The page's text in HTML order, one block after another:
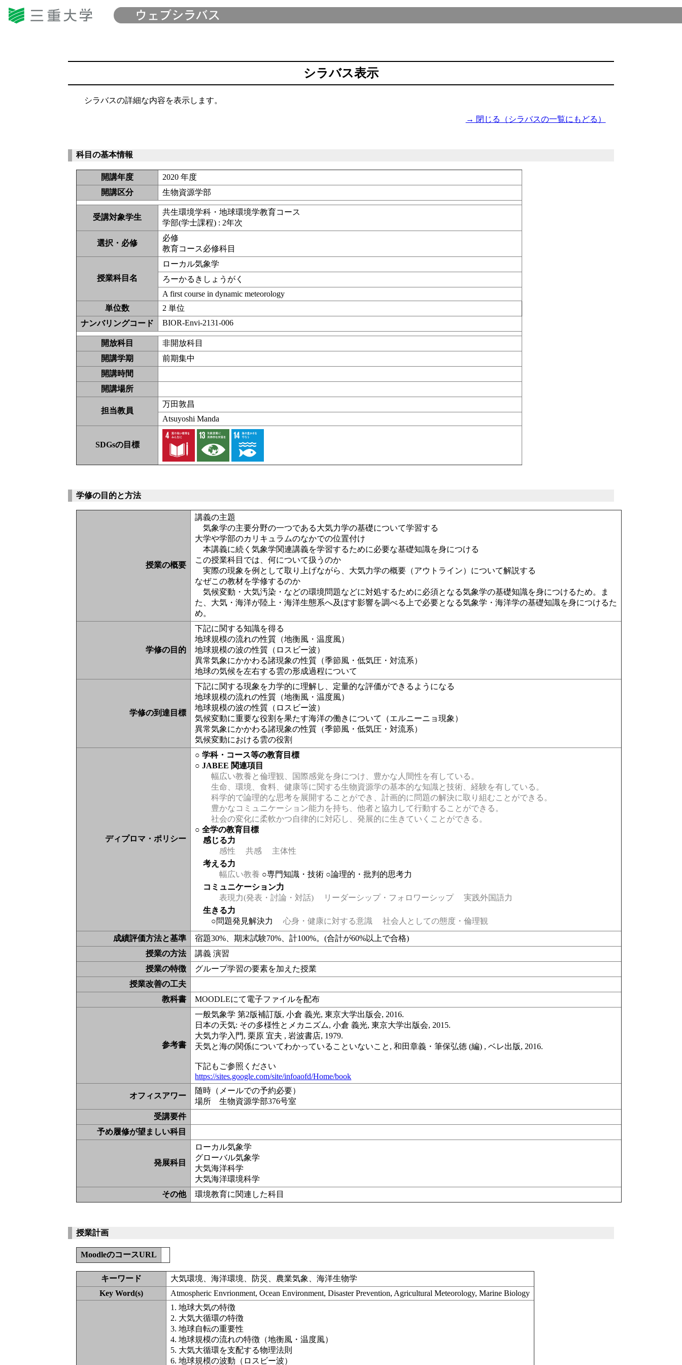
シラバス表示
シラバスの詳細な内容を表示します。
→ 閉じる（シラバスの一覧にもどる）
科目の基本情報
開講年度
2020 年度
開講区分
生物資源学部
受講対象学生
共生環境学科・地球環境学教育コース
学部(学士課程) : 2年次
選択・必修
必修
教育コース必修科目
授業科目名
ローカル気象学
ろーかるきしょうがく
A first course in dynamic meteorology
単位数
2 単位
ナンバリングコード
BIOR-Envi-2131-006
開放科目
非開放科目
開講学期
前期集中
開講時間
開講場所
担当教員
万田敦昌
Atsuyoshi Manda
SDGsの目標
学修の目的と方法
授業の概要
講義の主題
気象学の主要分野の一つである大気力学の基礎について学習する
大学や学部のカリキュラムのなかでの位置付け
本講義に続く気象学関連講義を学習するために必要な基礎知識を身につける
この授業科目では、何について扱うのか
実際の現象を例として取り上げながら、大気力学の概要（アウトライン）について解説する
なぜこの教材を学修するのか
気候変動・大気汚染・などの環境問題などに対処するために必須となる気象学の基礎知識を身につけるため。ま
た、大気・海洋が陸上・海洋生態系へ及ぼす影響を調べる上で必要となる気象学・海洋学の基礎知識を身につけるた
め。
学修の目的
下記に関する知識を得る
地球規模の流れの性質（地衡風・温度風）
地球規模の波の性質（ロスビー波）
異常気象にかかわる諸現象の性質（季節風・低気圧・対流系）
地球の気候を左右する雲の形成過程について
学修の到達目標
下記に関する現象を力学的に理解し、定量的な評価ができるようになる
地球規模の流れの性質（地衡風・温度風）
地球規模の波の性質（ロスビー波）
気候変動に重要な役割を果たす海洋の働きについて（エルニーニョ現象）
異常気象にかかわる諸現象の性質（季節風・低気圧・対流系）
気候変動における雲の役割
ディプロマ・ポリシー
○ 学科・コース等の教育目標
○ JABEE 関連項目
幅広い教養と倫理観、国際感覚を身につけ、豊かな人間性を有している。
生命、環境、食料、健康等に関する生物資源学の基本的な知識と技術、経験を有している。
科学的で論理的な思考を展開することができ、計画的に問題の解決に取り組むことができる。
豊かなコミュニケーション能力を持ち、他者と協力して行動することができる。
社会の変化に柔軟かつ自律的に対応し、発展的に生きていくことができる。
○ 全学の教育目標
感じる力
感性
共感
主体性
考える力
幅広い教養 ○専門知識・技術 ○論理的・批判的思考力
コミュニケーション力
表現力(発表・討論・対話)
リーダーシップ・フォロワーシップ
実践外国語力
生きる力
○問題発見解決力
心身・健康に対する意識
社会人としての態度・倫理観
成績評価方法と基準
宿題30%、期末試験70%、計100%。(合計が60%以上で合格)
授業の方法
講義 演習
授業の特徴
グループ学習の要素を加えた授業
授業改善の工夫
教科書
MOODLEにて電子ファイルを配布
参考書
一般気象学 第2版補訂版, 小倉 義光, 東京大学出版会, 2016.
日本の天気: その多様性とメカニズム, 小倉 義光, 東京大学出版会, 2015.
大気力学入門, 栗原 宜夫 , 岩波書店, 1979.
天気と海の関係についてわかっていることいないこと, 和田章義・筆保弘徳 (編) , ベレ出版, 2016.
下記もご参照ください
https://sites.google.com/site/infoaofd/Home/book
オフィスアワー
随時（メールでの予約必要）
場所 生物資源学部376号室
受講要件
予め履修が望ましい科目
発展科目
ローカル気象学
グローバル気象学
大気海洋科学
大気海洋環境科学
その他
環境教育に関連した科目
授業計画
MoodleのコースURL
キーワード
大気環境、海洋環境、防災、農業気象、海洋生物学
Key Word(s)
Atmospheric Envrionment, Ocean Environment, Disaster Prevention, Agricultural Meteorology, Marine Biology
1. 地球大気の特徴
2. 大気大循環の特徴
3. 地球自転の重要性
4. 地球規模の流れの特徴（地衡風・温度風）
5. 大気大循環を支配する物理法則
6. 地球規模の波動（ロスビー波）